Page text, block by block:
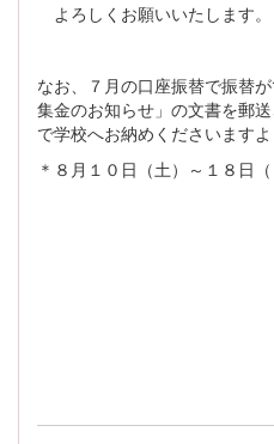
よろしくお願いいたします。
なお、７月の口座振替で振替
集金のお知らせ」の文書を郵
で学校へお納めくださいます
＊８月１０日（土）～１８日